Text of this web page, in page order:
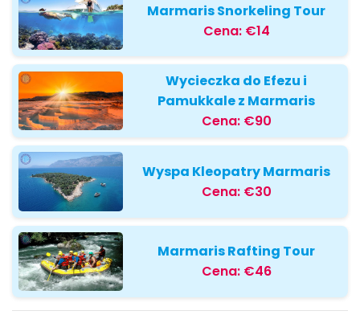
Marmaris Snorkeling Tour
Cena: €14
Wycieczka do Efezu i
Pamukkale z Marmaris
Cena: €90
Wyspa Kleopatry Marmaris
Cena: €30
Marmaris Rafting Tour
Cena: €46